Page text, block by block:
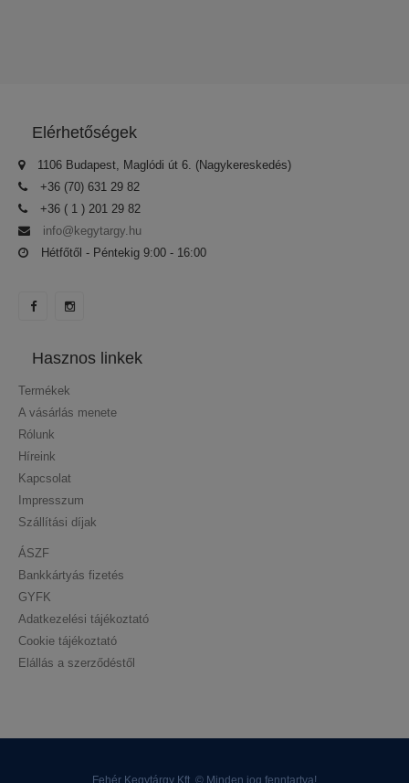
Elérhetőségek
1106 Budapest, Maglódi út 6. (Nagykereskedés)
+36 (70) 631 29 82
+36 ( 1 ) 201 29 82
info@kegytargy.hu
Hétfőtől - Péntekig 9:00 - 16:00
Hasznos linkek
Termékek
A vásárlás menete
Rólunk
Híreink
Kapcsolat
Impresszum
Szállítási díjak
ÁSZF
Bankkártyás fizetés
GYFK
Adatkezelési tájékoztató
Cookie tájékoztató
Elállás a szerződéstől
Fehér Kegytárgy Kft. © Minden jog fenntartva!